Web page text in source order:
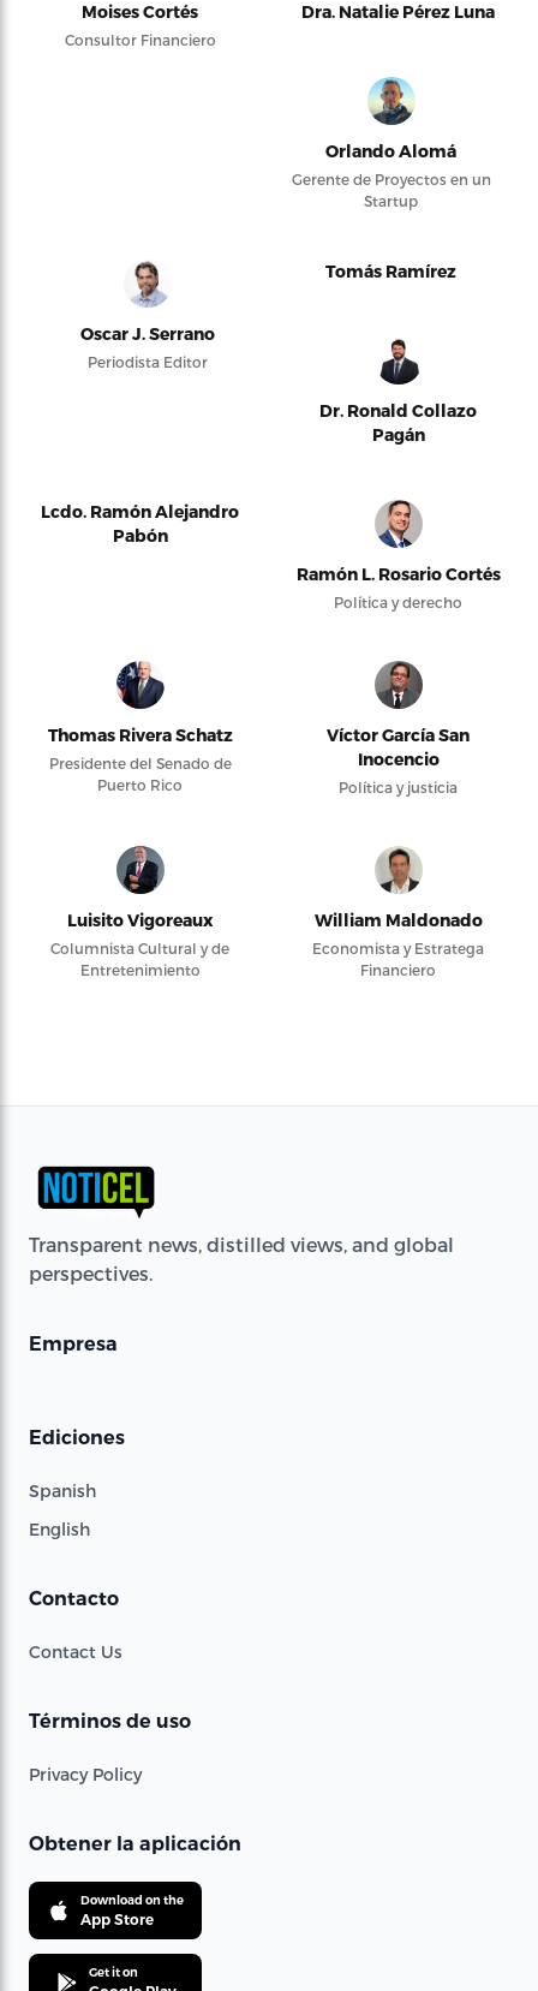
Moises Cortés
Consultor Financiero
Dra. Natalie Pérez Luna
Orlando Alomá
Gerente de Proyectos en un
Startup
Oscar J. Serrano
Periodista Editor
Tomás Ramírez
Dr. Ronald Collazo
Pagán
Lcdo. Ramón Alejandro
Pabón
Ramón L. Rosario Cortés
Política y derecho
Thomas Rivera Schatz
Presidente del Senado de
Puerto Rico
Víctor García San
Inocencio
Política y justicia
Luisito Vigoreaux
Columnista Cultural y de
Entretenimiento
William Maldonado
Economista y Estratega
Financiero
Transparent news, distilled views, and global
perspectives.
Empresa
Ediciones
Spanish
English
Contacto
Contact Us
Términos de uso
Privacy Policy
Obtener la aplicación
Download on the
App Store
Get it on